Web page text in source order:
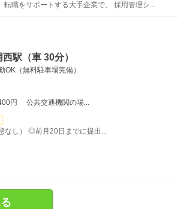
職をサポートする大手企業で、 採用管理シ...
駅（車 30分）
（無料駐車場完備）
円 公共交通機関の場...
なし） ◎前月20日までに提出...